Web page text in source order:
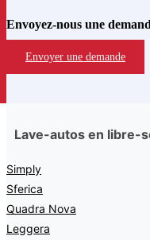
Envoyez-nous une
Envoyer une demande
Lave-autos en libre-
Simply
Sferica
Quadra Nova
Leggera